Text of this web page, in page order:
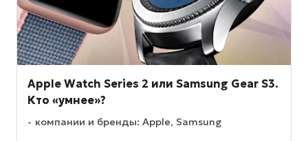
Apple Watch Series 2 или Samsung Gear S3.
Кто «умнее»?
компании и бренды: Apple, Samsung